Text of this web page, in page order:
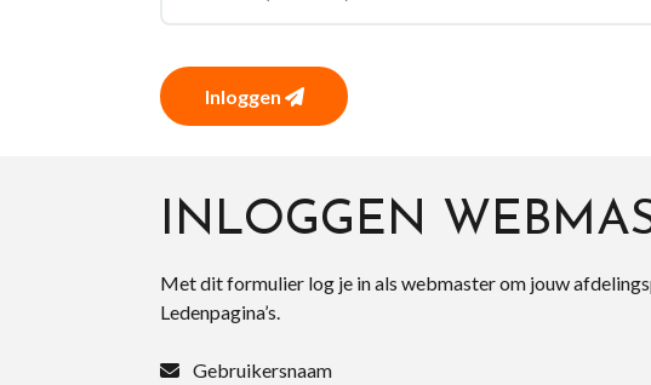
Inloggen
INLOGGEN
Met dit formulier log je in als webmaster om jouw
Ledenpagina’s.
Gebruikersnaam